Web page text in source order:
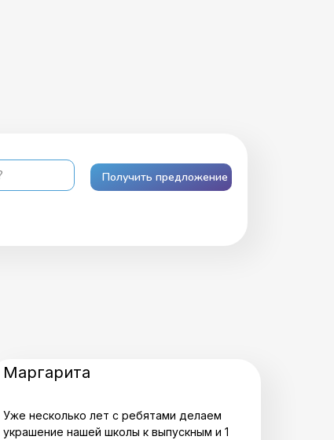
Получить предложение
Уже несколько лет с ребятами делаем
украшение нашей школы к выпускным и 1
Маргарита